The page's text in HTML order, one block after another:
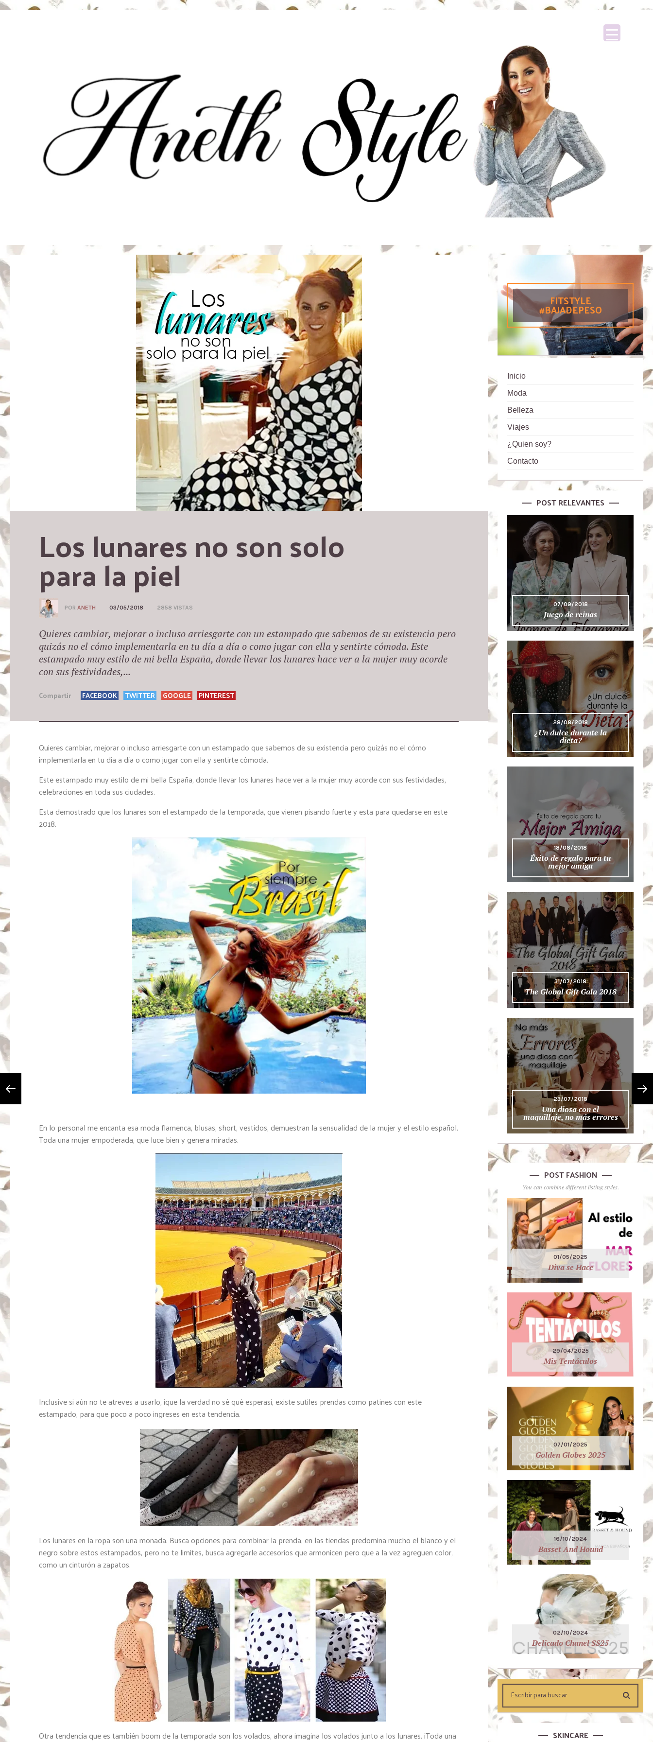
Los lunares no son solo
para la piel
POR ANETH 03/05/2018 2858 VISTAS
Quieres cambiar, mejorar o incluso arriesgarte con un estampado que sabemos de su existencia pero
quizás no el cómo implementarla en tu día a día o como jugar con ella y sentirte cómoda. Este
estampado muy estilo de mi bella España, donde llevar los lunares hace ver a la mujer muy acorde
con sus festividades,...
Compartir FACEBOOK TWITTER GOOGLE PINTEREST
Quieres cambiar, mejorar o incluso arriesgarte con un estampado que sabemos de su existencia pero quizás no el cómo
implementarla en tu día a día o como jugar con ella y sentirte cómoda.
Este estampado muy estilo de mi bella España, donde llevar los lunares hace ver a la mujer muy acorde con sus festividades,
celebraciones en toda sus ciudades.
Esta demostrado que los lunares son el estampado de la temporada, que vienen pisando fuerte y esta para quedarse en este
2018.
En lo personal me encanta esa moda flamenca, blusas, short, vestidos, demuestran la sensualidad de la mujer y el estilo español.
Toda una mujer empoderada, que luce bien y genera miradas.
Inclusive si aún no te atreves a usarlo, ¡que la verdad no sé qué esperas¡, existe sutiles prendas como patines con este
estampado, para que poco a poco ingreses en esta tendencia.
Los lunares en la ropa son una monada. Busca opciones para combinar la prenda, en las tiendas predomina mucho el blanco y el
negro sobre estos estampados, pero no te limites, busca agregarle accesorios que armonicen pero que a la vez agreguen color,
como un cinturón a zapatos.
Otra tendencia que es también boom de la temporada son los volados, ahora imagina los volados junto a los lunares. ¡Toda una
FITSTYLE
#BAJADEPESO
Inicio
Moda
Belleza
Viajes
¿Quien soy?
Contacto
POST RELEVANTES
07/09/2018
Juego de reinas
28/08/2018
¿Un dulce durante la
dieta?
18/08/2018
Éxito de regalo para tu
mejor amiga
31/07/2018
The Global Gift Gala 2018
23/07/2018
Una diosa con el
maquillaje, no más errores
POST FASHION
You can combine different listing styles.
01/05/2025
Diva se Hace
29/04/2025
Mis Tentáculos
07/01/2025
Golden Globes 2025
16/10/2024
Basset And Hound
02/10/2024
Delicado Chanel SS25
SKINCARE